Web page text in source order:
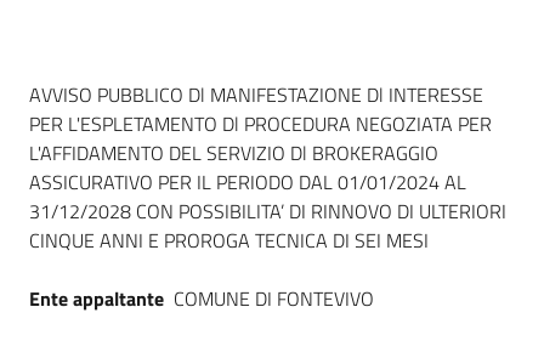
English
site
Dati del bando
AVVISO PUBBLICO Dl MANIFESTAZIONE Dl INTERESSE
PER L'ESPLETAMENTO Dl PROCEDURA NEGOZIATA PER
L'AFFIDAMENTO DEL SERVIZIO Dl BROKERAGGIO
ASSICURATIVO PER IL PERIODO DAL 01/01/2024 AL
31/12/2028 CON POSSIBILITA’ DI RINNOVO DI ULTERIORI
CINQUE ANNI E PROROGA TECNICA DI SEI MESI
Ente appaltante COMUNE DI FONTEVIVO